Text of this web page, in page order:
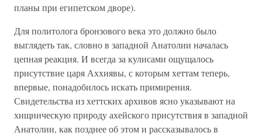
планы при египетском дворе).
Для политолога бронзового века это должно было
выглядеть так, словно в западной Анатолии началась
цепная реакция. И всегда за кулисами ощущалось
присутствие царя Аххиявы, с которым хеттам теперь,
впервые, понадобилось искать примирения.
Свидетельства из хеттских архивов ясно указывают на
хищническую природу ахейского присутствия в западной
Анатолии, как позднее об этом и рассказывалось в